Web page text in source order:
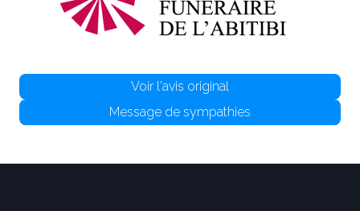
Voir l'avis original
Message de sympathies